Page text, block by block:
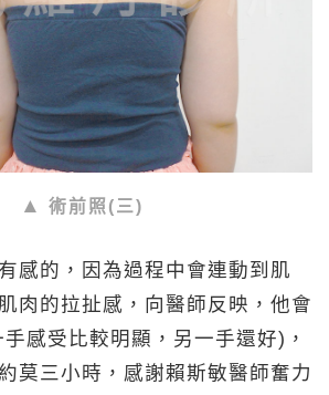
術前照(三)
感的，因為過程中會連動到肌
肉的拉扯感，向醫師反映，他會
感受比較明顯，另一手還好)，
莫三小時，感謝賴斯敏醫師奮力